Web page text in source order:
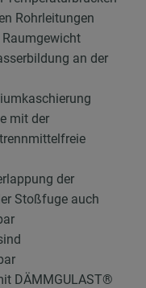
Rohrleitungen
an der
mit der
der
Stoßfuge auch
DÄMMGULAST®